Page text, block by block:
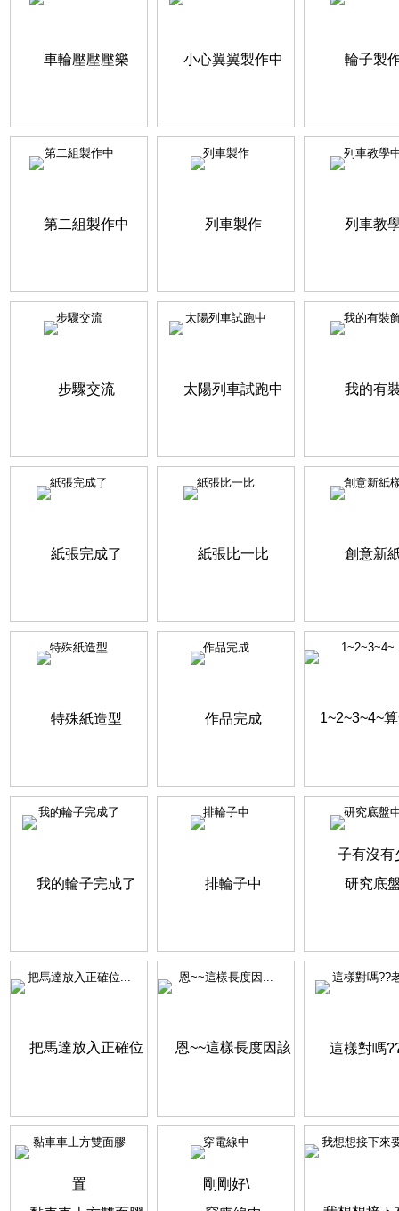
第二組製作中 列車製作 列車教學
步驟交流 太陽列車試跑中 我的有裝
紙張完成了 紙張比一比 創意新紙
特殊紙造型 作品完成
我的輪子完成了 排輪子中 研究底盤
把馬達放入正確位... 恩~~這樣長度因... 這樣對嗎??
黏車車上方雙面膠 穿電線中 我想想接下來